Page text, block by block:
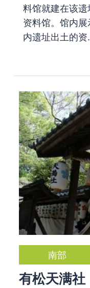
料馆就建在该
资料馆。馆内
内遗址出土的
南部
有松天满社